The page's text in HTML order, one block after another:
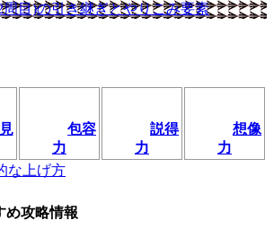
周目)の引き継ぎとやりこみ要素
見
包容
力
説得
力
想像
力
な上げ方
め攻略情報